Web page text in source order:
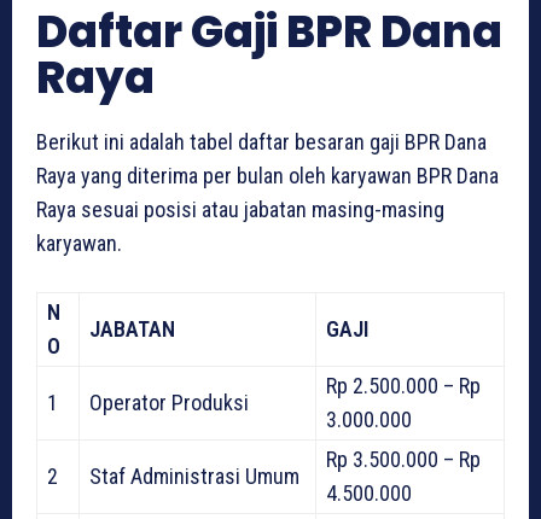
Daftar Gaji BPR Dana
Raya
Berikut ini adalah tabel daftar besaran gaji BPR Dana
Raya yang diterima per bulan oleh karyawan BPR Dana
Raya sesuai posisi atau jabatan masing-masing
karyawan.
N
O
JABATAN GAJI
1 Operator Produksi
Rp 2.500.000 – Rp
3.000.000
2 Staf Administrasi Umum
Rp 3.500.000 – Rp
4.500.000